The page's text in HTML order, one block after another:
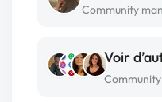
Community
Voir